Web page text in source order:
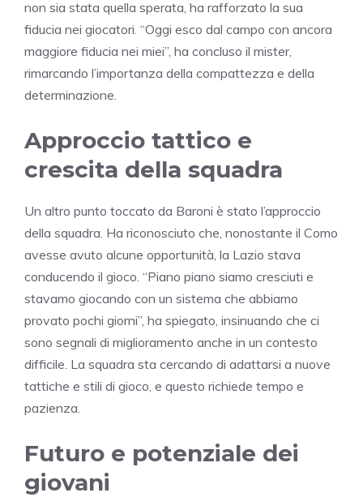
non sia stata quella sperata, ha rafforzato la sua
fiducia nei giocatori. “Oggi esco dal campo con ancora
maggiore fiducia nei miei”, ha concluso il mister,
rimarcando l’importanza della compattezza e della
determinazione.
Approccio tattico e
crescita della squadra
Un altro punto toccato da Baroni è stato l’approccio
della squadra. Ha riconosciuto che, nonostante il Como
avesse avuto alcune opportunità, la Lazio stava
conducendo il gioco. “Piano piano siamo cresciuti e
stavamo giocando con un sistema che abbiamo
provato pochi giorni”, ha spiegato, insinuando che ci
sono segnali di miglioramento anche in un contesto
difficile. La squadra sta cercando di adattarsi a nuove
tattiche e stili di gioco, e questo richiede tempo e
pazienza.
Futuro e potenziale dei
giovani